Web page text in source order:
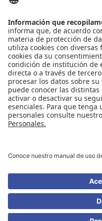
Contáctenos
Biblioguías
Preguntas frecuentes
Capacitación
Directrices
Entretenimiento
Compra de libros y
Reconocimiento como Universidad:
Reconocimiento personería